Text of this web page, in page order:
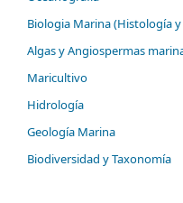
Biologia Marina (Histología
Algas y Angiospermas
Maricultivo
Hidrología
Geología Marina
Biodiversidad y Taxonomía